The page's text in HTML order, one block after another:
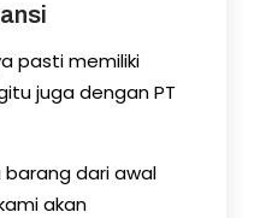
pasti memiliki
juga dengan PT
barang dari awal
akan